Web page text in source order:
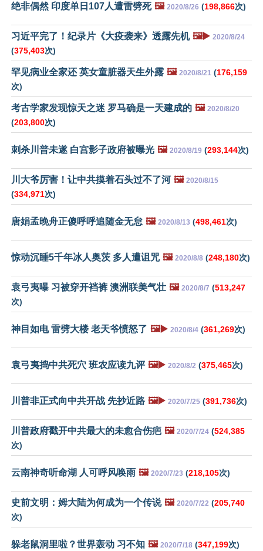
绝非偶然 印度单日107人遭雷劈死 🖼️ 2020/8/26 (198,866次)
习近平完了！纪录片《大疫袭来》透露先机 🖼️▶️ 2020/8/24
(375,403次)
罕见病业全家还 英女童脏器天生外露 🖼️ 2020/8/21 (176,159
次)
考古学家发现惊天之迷 罗马确是一天建成的 🖼️ 2020/8/20
(203,800次)
刺杀川普未遂 白宫影子政府被曝光 🖼️ 2020/8/19 (293,144次)
川大爷厉害！让中共摸着石头过不了河 🖼️ 2020/8/15
(334,971次)
唐娟孟晚舟正傻呼呼追随金无怠 🖼️ 2020/8/13 (498,461次)
惊动沉睡5千年冰人奥茨 多人遭诅咒 🖼️ 2020/8/8 (248,180次)
袁弓夷曝 习被穿开裆裤 澳洲联美气壮 🖼️ 2020/8/7 (513,247
次)
神目如电 雷劈大楼 老天爷愤怒了 🖼️▶️ 2020/8/4 (361,269次)
袁弓夷捣中共死穴 班农应读九评 🖼️▶️ 2020/8/2 (375,465次)
川普非正式向中共开战 先抄近路 🖼️▶️ 2020/7/25 (391,736次)
川普政府戳开中共最大的未愈合伤疤 🖼️ 2020/7/24 (524,385
次)
云南神奇听命湖 人可呼风唤雨 🖼️ 2020/7/23 (218,105次)
史前文明：姆大陆为何成为一个传说 🖼️ 2020/7/22 (205,740
次)
躲老鼠洞里啦？世界轰动 习不知 🖼️ 2020/7/18 (347,199次)